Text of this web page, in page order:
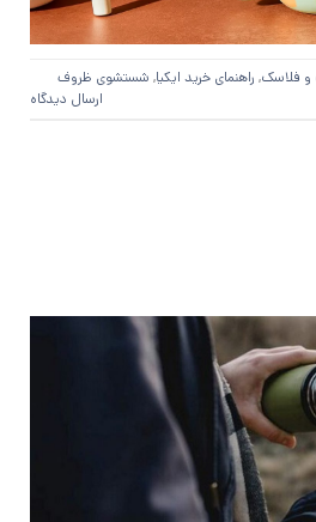
و فلاسک, راهنمای خرید ایکیا, شستشوی ظروف
ارسال دیدگاه